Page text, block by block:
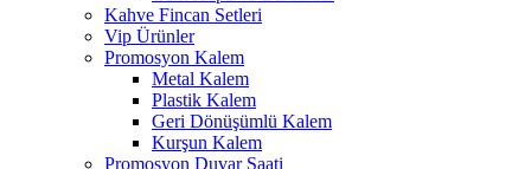
Kahve Fincan Setleri
Vip Ürünler
Promosyon Kalem
Metal Kalem
Plastik Kalem
Geri Dönüşümlü Kalem
Kurşun Kalem
Promosyon Duvar Saati